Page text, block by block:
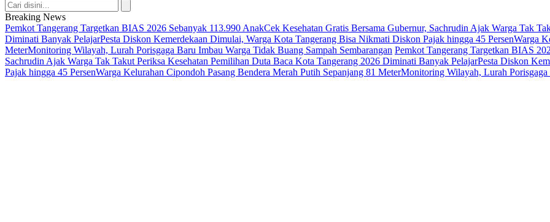
Breaking News
Pemkot Tangerang Targetkan BIAS 2026 Sebanyak 113.990 AnakCek Kesehatan Gratis Bersama Gubernur, Sachrudin Ajak Warga Tak
Diminati Banyak PelajarPesta Diskon Kemerdekaan Dimulai, Warga Kota Tangerang Bisa Nikmati Diskon Pajak hingga 45 PersenWarga
MeterMonitoring Wilayah, Lurah Porisgaga Baru Imbau Warga Tidak Buang Sampah Sembarangan Pemkot Tangerang Targetkan BIAS
Sachrudin Ajak Warga Tak Takut Periksa Kesehatan Pemilihan Duta Baca Kota Tangerang 2026 Diminati Banyak PelajarPesta Diskon
Pajak hingga 45 PersenWarga Kelurahan Cipondoh Pasang Bendera Merah Putih Sepanjang 81 MeterMonitoring Wilayah, Lurah Porisgaga